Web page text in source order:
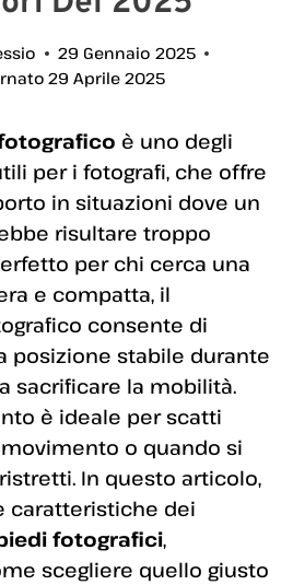
29 Gennaio 2025
29 Aprile 2025
è uno degli
per i fotografi, che offre
in situazioni dove un
risultare troppo
per chi cerca una
e compatta, il
consente di
posizione stabile durante
sacrificare la mobilità.
è ideale per scatti
o quando si
In questo articolo,
caratteristiche dei
fotografici,
scegliere quello giusto